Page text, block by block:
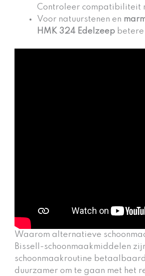
Controleer compatibiliteit
Voor natuurstenen en
HMK 324 Edelzeep
Waarom alternatieve
Bissell-schoonmaakmiddelen
schoonmaakroutine
duurzamer om te gaan met het